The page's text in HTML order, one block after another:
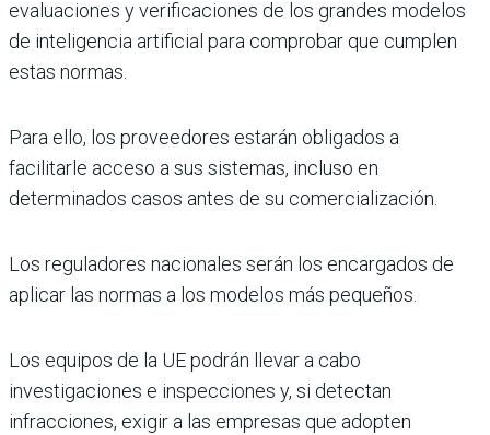
evaluaciones y verificaciones de los grandes modelos
de inteligencia artificial para comprobar que cumplen
estas normas.
Para ello, los proveedores estarán obligados a
facilitarle acceso a sus sistemas, incluso en
determinados casos antes de su comercialización.
Los reguladores nacionales serán los encargados de
aplicar las normas a los modelos más pequeños.
Los equipos de la UE podrán llevar a cabo
investigaciones e inspecciones y, si detectan
infracciones, exigir a las empresas que adopten